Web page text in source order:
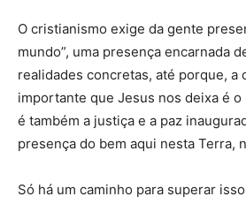
O cristianismo exige da gente
mundo”, uma presença encarnada
realidades concretas, até porque, a
importante que Jesus nos deixa é o
é também a justiça e a paz
presença do bem aqui nesta Terra,
Só há um caminho para superar